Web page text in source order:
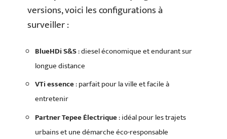
versions, voici les configurations à
surveiller :
BlueHDi S&S: diesel économique et endurant sur
longue distance
VTi essence: parfait pour la ville et facile à
entretenir
Partner Tepee Électrique: idéal pour les trajets
urbains et une démarche éco-responsable